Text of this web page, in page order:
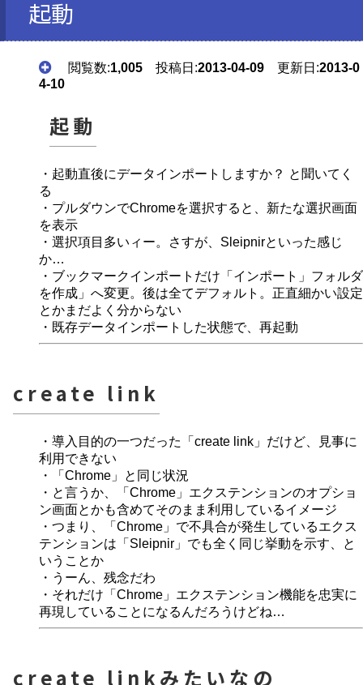
起動
閲覧数:1,005 投稿日:2013-04-09 更新日:2013-0
4-10
起動
・起動直後にデータインポートしますか？ と聞いてく
る
・プルダウンでChromeを選択すると、新たな選択画面
を表示
・選択項目多いィー。さすが、Sleipnirといった感じ
か…
・ブックマークインポートだけ「インポート」フォルダ
を作成」へ変更。後は全てデフォルト。正直細かい設定
とかまだよく分からない
・既存データインポートした状態で、再起動
create link
・導入目的の一つだった「create link」だけど、見事に
利用できない
・「Chrome」と同じ状況
・と言うか、「Chrome」エクステンションのオプショ
ン画面とかも含めてそのまま利用しているイメージ
・つまり、「Chrome」で不具合が発生しているエクス
テンションは「Sleipnir」でも全く同じ挙動を示す、と
いうことか
・うーん、残念だわ
・それだけ「Chrome」エクステンション機能を忠実に
再現していることになるんだろうけどね…
create linkみたいなの